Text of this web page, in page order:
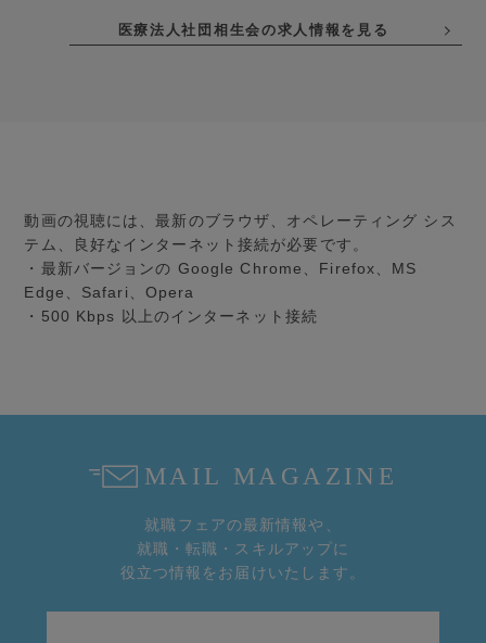
医療法人社団相生会の求人情報を見る
動画の視聴には、最新のブラウザ、オペレーティング シス
テム、良好なインターネット接続が必要です。
・最新バージョンの Google Chrome、Firefox、MS
Edge、Safari、Opera
・500 Kbps 以上のインターネット接続
就職フェアの最新情報や、
就職・転職・スキルアップに
役立つ情報をお届けいたします。